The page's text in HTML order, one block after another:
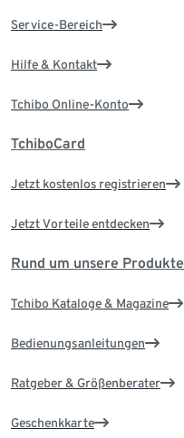
Service-Bereich
Hilfe & Kontakt
Tchibo Online-Konto
TchiboCard
Jetzt kostenlos registrieren
Jetzt Vorteile entdecken
Rund um unsere Produkte
Tchibo Kataloge & Magazine
Bedienungsanleitungen
Ratgeber & Größenberater
Geschenkkarte